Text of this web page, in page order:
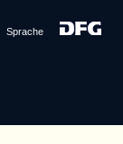
Sprache